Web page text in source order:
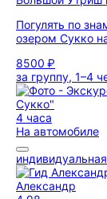
Погулять по
озером Сукко
8500 ₽
за группу, 1–4
4 часа
На автомобиле
индивидуальная
Александр